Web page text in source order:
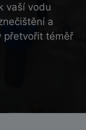
vaší vodu
a
přetvořit téměř